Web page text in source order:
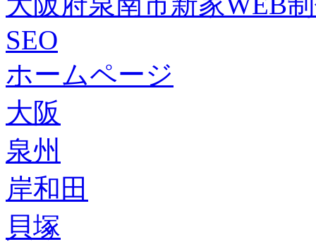
SEO
ホームページ
大阪
泉州
岸和田
貝塚